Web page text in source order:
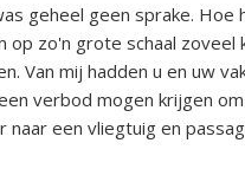
geheel geen sprake. Hoe
op zo'n grote schaal zoveel
Van mij hadden u en uw
verbod mogen krijgen
naar een vliegtuig en